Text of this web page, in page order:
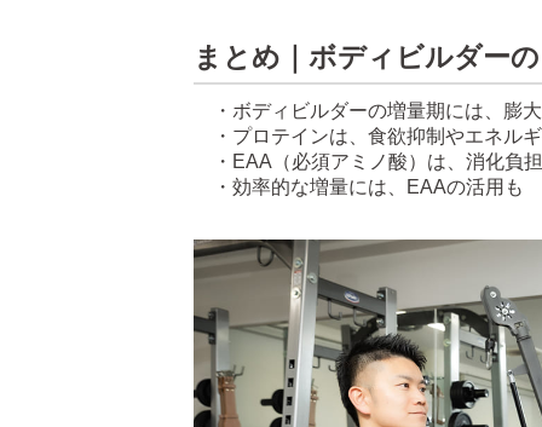
まとめ｜ボディビルダー
・ボディビルダーの増量期には、膨
・プロテインは、食欲抑制やエネル
・EAA（必須アミノ酸）は、消化負
・効率的な増量には、EAAの活用も